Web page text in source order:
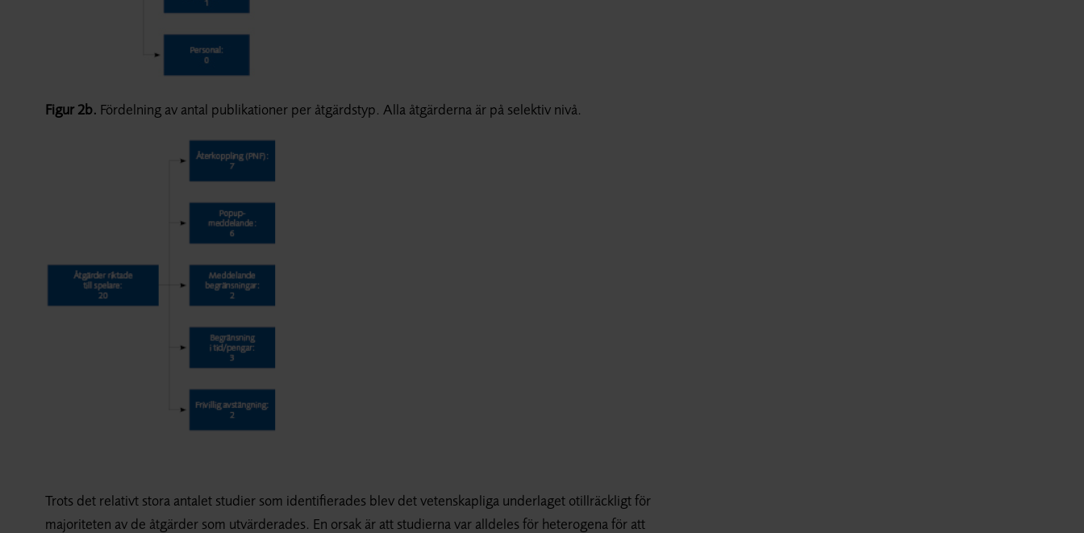
Figur 2b. Fördelning av antal publikationer per åtgärdstyp. Alla åtgärderna är på selektiv nivå.
Trots det relativt stora antalet studier som identifierades blev det vetenskapliga underlaget otillräckligt för
majoriteten av de åtgärder som utvärderades. En orsak är att studierna var alldeles för heterogena för att